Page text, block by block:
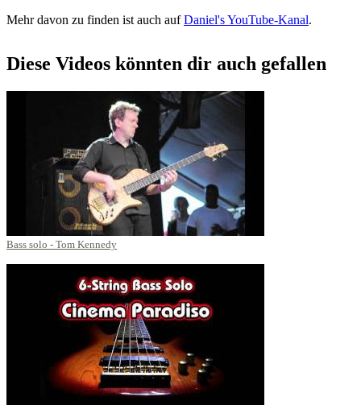
Mehr davon zu finden ist auch aufDaniel's YouTube-Kanal.
Diese Videos könnten dir auch gefallen
Bass solo - Tom Kennedy